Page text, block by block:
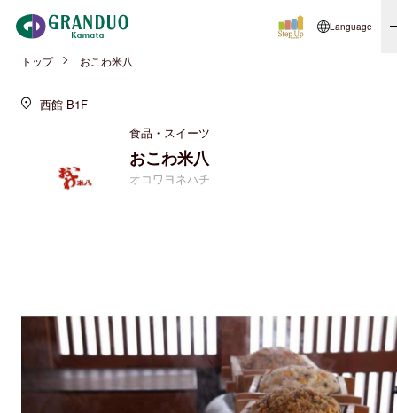
Language
トップ おこわ米八
西館 B1F
食品・スイーツ
おこわ米八
オコワヨネハチ